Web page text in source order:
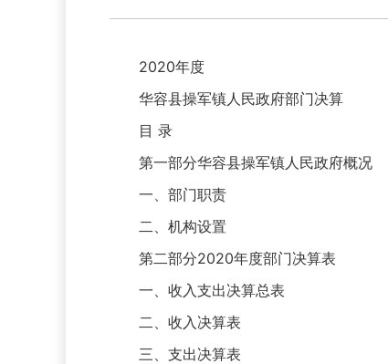
2020年度
华容县操军镇人民政府部门决算
目 录
第一部分华容县操军镇人民政府概况
一、部门职责
二、机构设置
第二部分2020年度部门决算表
一、收入支出决算总表
二、收入决算表
三、支出决算表